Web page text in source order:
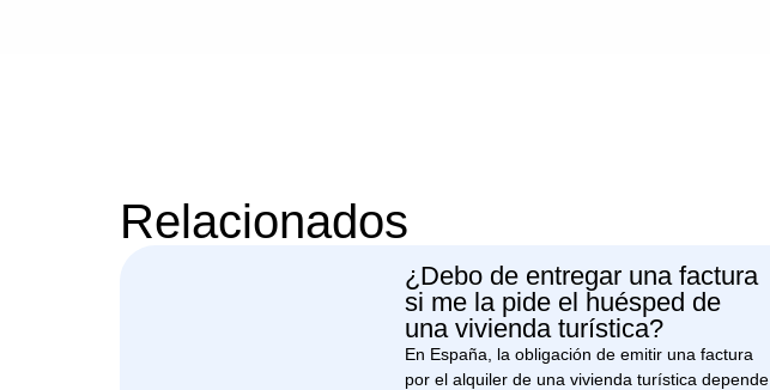
Relacionados
¿Debo de entregar una factura
si me la pide el huésped de
una vivienda turística?
En España, la obligación de emitir una factura
por el alquiler de una vivienda turística depende